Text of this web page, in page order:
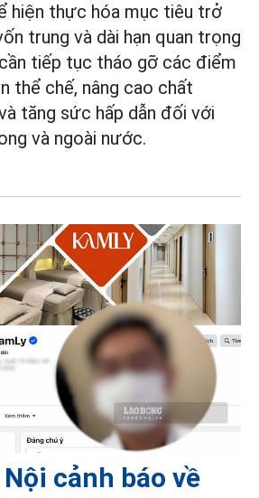
hiện thực hóa mục tiêu trở
trung và dài hạn quan trọng
tiếp tục tháo gỡ các điểm
thể chế, nâng cao chất
tăng sức hấp dẫn đối với
và ngoài nước.
Nội cảnh báo về